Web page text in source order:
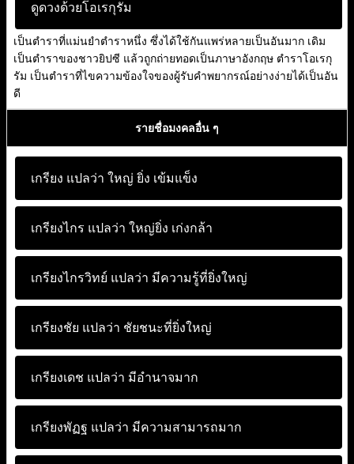
ดูดวงด้วยโอเรกุรัม
เป็นตำราที่แม่นยำตำราหนึ่ง ซึ่งได้ใช้กันแพร่หลายเป็นอันมาก เดิม
เป็นตำราของชาวยิปซี แล้วถูกถ่ายทอดเป็นภาษาอังกฤษ ตำราโอเรกุ
รัม เป็นตำราที่ไขความข้องใจของผู้รับคำพยากรณ์อย่างง่ายได้เป็นอัน
ดี
รายชื่อมงคลอื่น ๆ
เกรียง แปลว่า ใหญ่ ยิ่ง เข้มแข็ง
เกรียงไกร แปลว่า ใหญ่ยิ่ง เก่งกล้า
เกรียงไกรวิทย์ แปลว่า มีความรู้ที่ยิ่งใหญ่
เกรียงชัย แปลว่า ชัยชนะที่ยิ่งใหญ่
เกรียงเดช แปลว่า มีอำนาจมาก
เกรียงพัฏฐ แปลว่า มีความสามารถมาก